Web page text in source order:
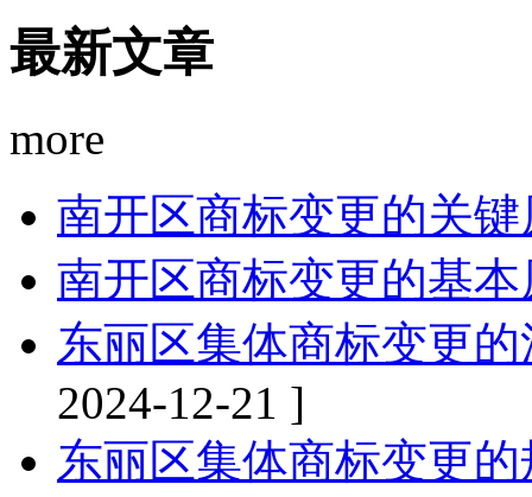
最新文章
more
南开区商标变更的关
南开区商标变更的基
东丽区集体商标变更
2024-12-21 ]
东丽区集体商标变更